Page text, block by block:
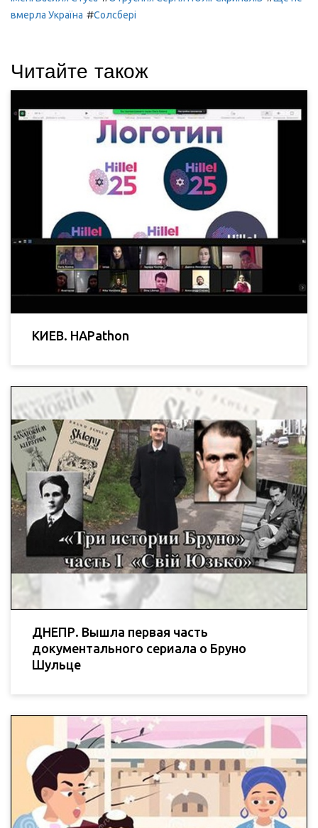
вмерла Україна #Солсбері
Читайте також
КИЕВ. HAPathon
ДНЕПР. Вышла первая часть
документального сериала о Бруно
Шульце